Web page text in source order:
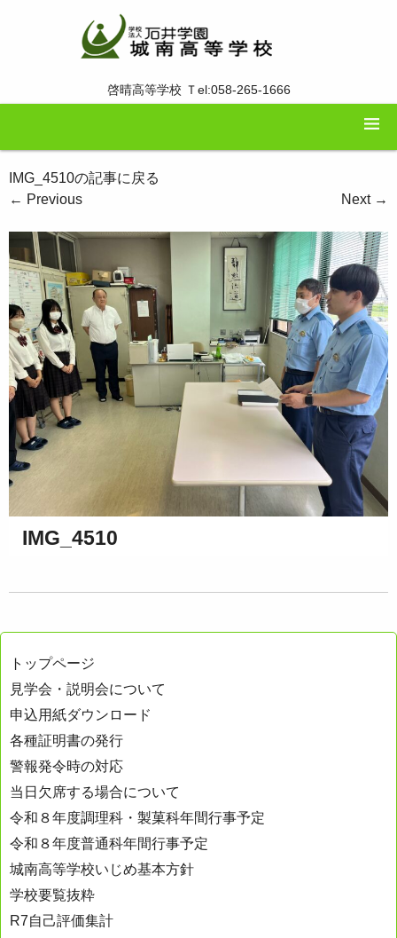
啓晴高等学校 Ｔel:058-265-1666
IMG_4510の記事に戻る
← Previous Next →
IMG_4510
トップページ
見学会・説明会について
申込用紙ダウンロード
各種証明書の発行
警報発令時の対応
当日欠席する場合について
令和８年度調理科・製菓科年間行事予定
令和８年度普通科年間行事予定
城南高等学校いじめ基本方針
学校要覧抜粋
R7自己評価集計